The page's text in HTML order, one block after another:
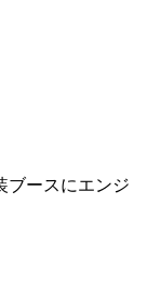
ブースにエンジ